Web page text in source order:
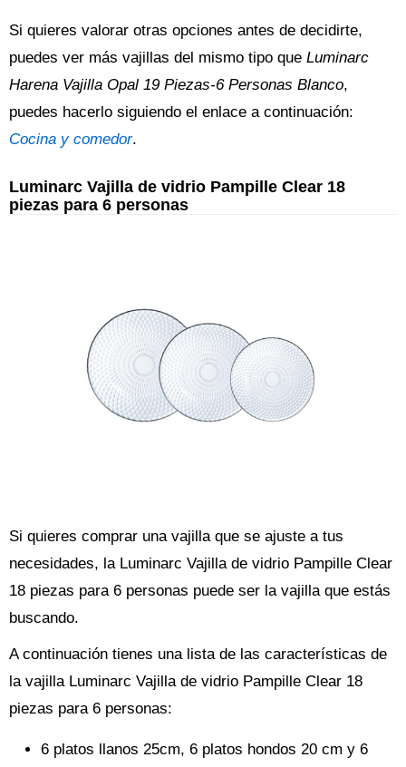
Si quieres valorar otras opciones antes de decidirte,
puedes ver más vajillas del mismo tipo que Luminarc
Harena Vajilla Opal 19 Piezas-6 Personas Blanco,
puedes hacerlo siguiendo el enlace a continuación:
Cocina y comedor.
Luminarc Vajilla de vidrio Pampille Clear 18
piezas para 6 personas
Si quieres comprar una vajilla que se ajuste a tus
necesidades, la Luminarc Vajilla de vidrio Pampille Clear
18 piezas para 6 personas puede ser la vajilla que estás
buscando.
A continuación tienes una lista de las características de
la vajilla Luminarc Vajilla de vidrio Pampille Clear 18
piezas para 6 personas:
6 platos llanos 25cm, 6 platos hondos 20 cm y 6